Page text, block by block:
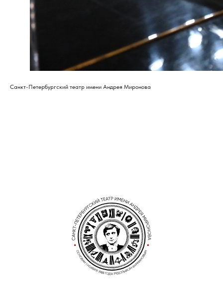
Санкт-Петербургский театр имени Андрея Миронова